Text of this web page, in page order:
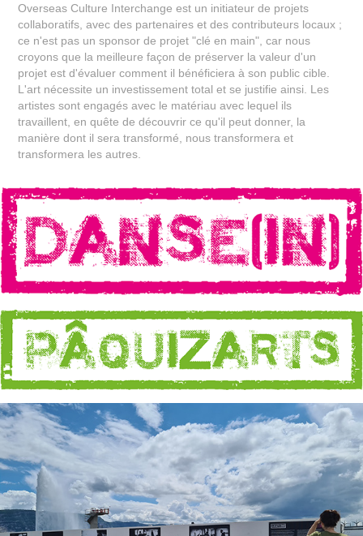
Overseas Culture Interchange est un initiateur de projets
collaboratifs, avec des partenaires et des contributeurs locaux ;
ce n'est pas un sponsor de projet "clé en main", car nous
croyons que la meilleure façon de préserver la valeur d'un
projet est d'évaluer comment il bénéficiera à son public cible.
L'art nécessite un investissement total et se justifie ainsi. Les
artistes sont engagés avec le matériau avec lequel ils
travaillent, en quête de découvrir ce qu'il peut donner, la
manière dont il sera transformé, nous transformera et
transformera les autres.